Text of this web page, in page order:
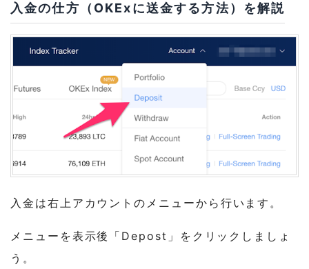
入金の仕方（OKExに送金する方法）を解説
入金は右上アカウントのメニューから行います。
メニューを表示後「Depost」をクリックしましょ
う。